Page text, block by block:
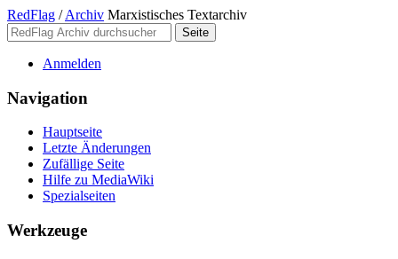
RedFlag / Archiv Marxistisches Textarchiv
Anmelden
Navigation
Hauptseite
Letzte Änderungen
Zufällige Seite
Hilfe zu MediaWiki
Spezialseiten
Werkzeuge